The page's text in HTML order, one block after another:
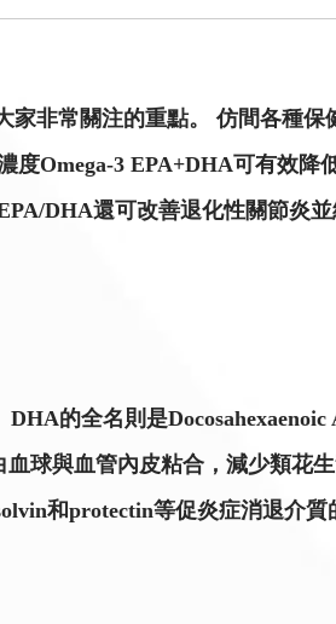
家非常關注的重點。 仿間各種保
度Omega-3 EPA+DHA可有效降
DHA還可改善退化性關節炎
的全名則是Docosahexaenoic
球與血管內皮粘合，減少類花
和protectin等促炎症消退介質